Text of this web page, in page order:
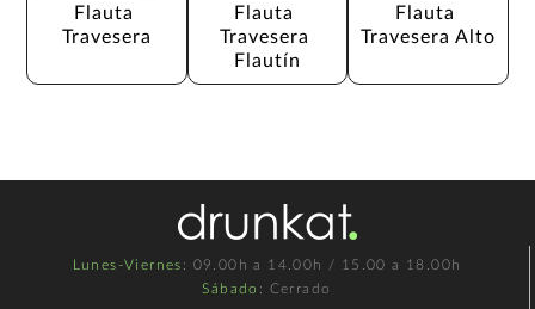
Flauta
Travesera
Flauta
Travesera
Flautín
Flauta
Travesera Alto
Lunes-Viernes : 09.00h a 14.00h / 15.00 a 18.00h
Sábado : Cerrado